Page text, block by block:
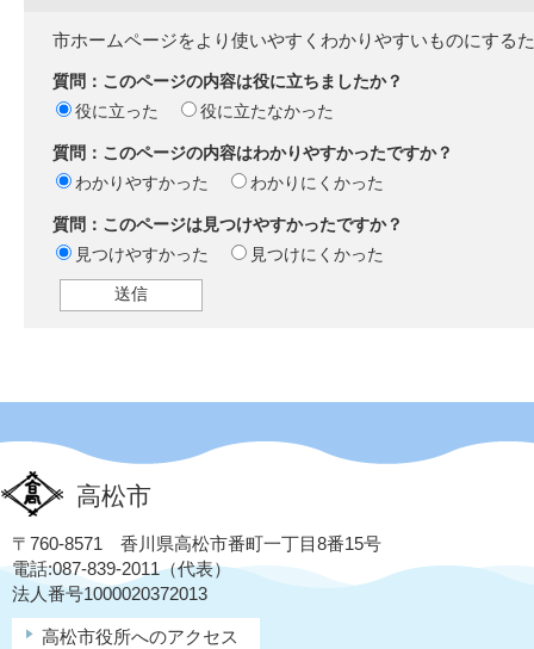
市ホームページをより使いやすくわかりやすいものにする
質問：このページの内容は役に立ちましたか？
役に立った
役に立たなかった
質問：このページの内容はわかりやすかったですか？
わかりやすかった
わかりにくかった
質問：このページは見つけやすかったですか？
見つけやすかった
見つけにくかった
高松市
〒760-8571 香川県高松市番町一丁目8番15号
電話:087-839-2011（代表）
法人番号1000020372013
高松市役所へのアクセス